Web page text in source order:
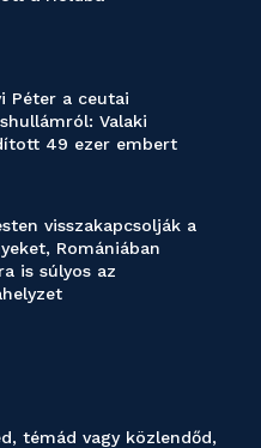
Péter a ceutai
Valaki
49 ezer embert
visszakapcsolják a
Romániában
is súlyos az
témád vagy közlendőd,